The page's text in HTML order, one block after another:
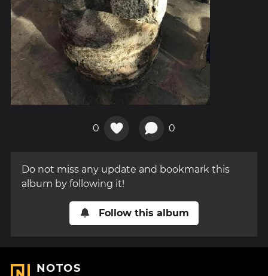
0 0
Do not miss any update and bookmark this
album by following it!
Follow this album
NOTOS